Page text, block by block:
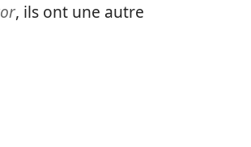
, ils ont une autre